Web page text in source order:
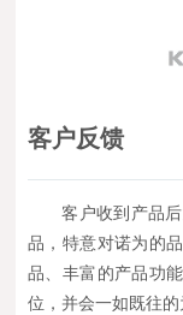
客户反馈
客户收到产品
品，特意对诺为的
品、丰富的产品功
位，并会一如既往的